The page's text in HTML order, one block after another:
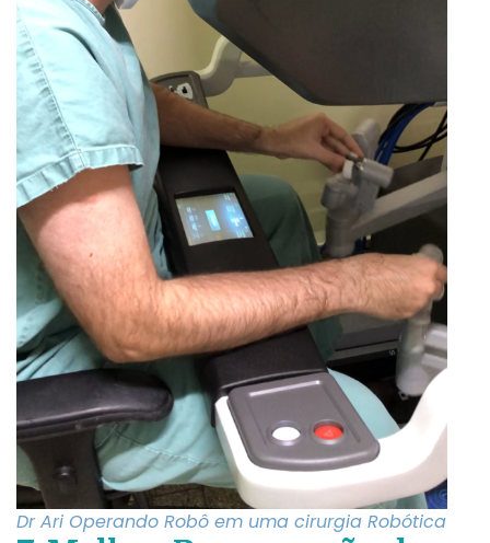
Dr Ari Operando Robô em uma cirurgia Robótica